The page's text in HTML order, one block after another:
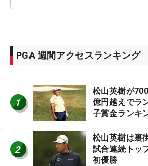
PGA 週間アクセスランキング
1
松山英樹が
億円越えでラ
子賞金ランキ
2
松山英樹は裏
試合連続ト
初優勝